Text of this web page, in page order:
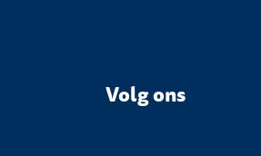
Volg ons